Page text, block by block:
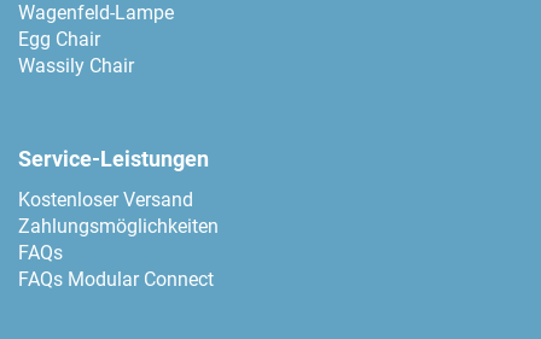
Wagenfeld-Lampe
Egg Chair
Wassily Chair
Service-Leistungen
Kostenloser Versand
Zahlungsmöglichkeiten
FAQs
FAQs Modular Connect